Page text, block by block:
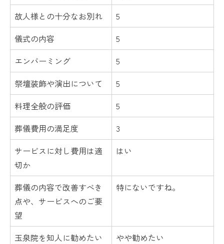
故人様との十分なお別れ
5
儀式の内容
5
エンバーミング
5
祭壇装飾や演出について
5
料理全般の評価
5
葬儀費用の満足度
3
サービスに対し費用は適
切か
はい
葬儀の内容で改善すべき
点や、サービスへのご要
望
特にないですね。
玉泉院を知人に勧めたい
やや勧めたい